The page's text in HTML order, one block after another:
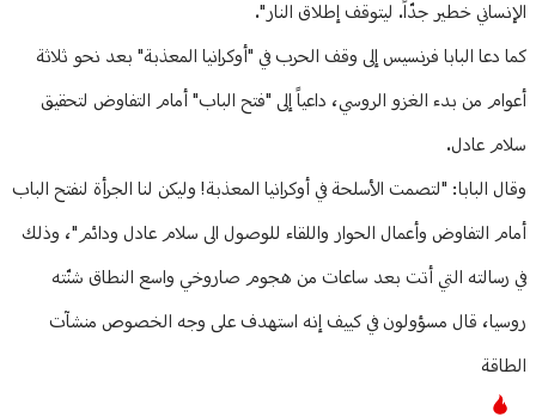
الإنساني خطير جدّاً. ليتوقف إطلاق النار".
كما دعا البابا فرنسيس إلى وقف الحرب في "أوكرانيا المعذبة" بعد نحو ثلاثة
أعوام من بدء الغزو الروسي، داعياً إلى "فتح الباب" أمام التفاوض لتحقيق
سلام عادل.
وقال البابا: "لتصمت الأسلحة في أوكرانيا المعذبة! وليكن لنا الجرأة لنفتح الباب
أمام التفاوض وأعمال الحوار واللقاء للوصول الى سلام عادل ودائم"، وذلك
في رسالته التي أتت بعد ساعات من هجوم صاروخي واسع النطاق شنّته
روسيا، قال مسؤولون في كييف إنه استهدف على وجه الخصوص منشآت
الطاقة